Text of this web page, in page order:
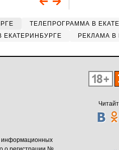
ТЕЛЕПРОГРАММА В
РЕКЛАМА В
информационных